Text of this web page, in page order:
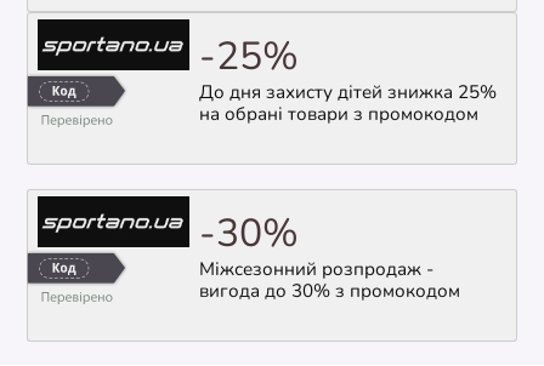
-25%
До дня захисту дітей знижка 25%
на обрані товари з промокодом
-30%
Міжсезонний розпродаж -
вигода до 30% з промокодом